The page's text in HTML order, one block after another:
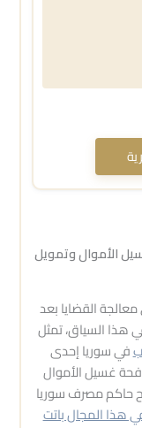
الأموال وتمويل
القضايا بعد
هذا السياق، تمثل
في سوريا إحدى
غسيل الأموال
حاكم مصرف سوريا
هذا المجال باتت